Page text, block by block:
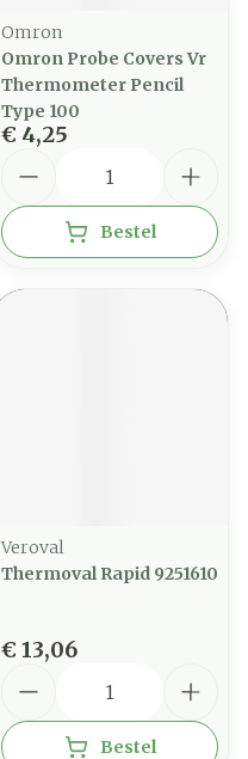
Omron
Omron Probe Covers Vr
Thermometer Pencil
Type 100
€ 4,25
Bestel
Veroval
Thermoval Rapid 9251610
€ 13,06
Bestel